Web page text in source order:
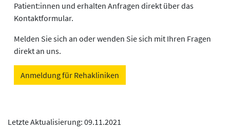
Patient:innen und erhalten Anfragen direkt über das
Kontaktformular.
Melden Sie sich an oder wenden Sie sich mit Ihren Fragen
direkt an uns.
Anmeldung für Rehakliniken
Letzte Aktualisierung: 09.11.2021